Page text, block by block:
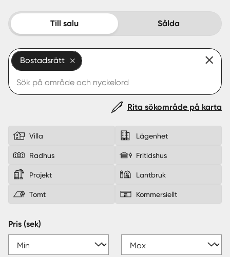
Köpa
Start
Logga in
Till salu Sålda
Bostadsrätt
Rita sökområde på karta
Villa Lägenhet
Radhus Fritidshus
Projekt Lantbruk
Tomt Kommersiellt
Pris (sek)